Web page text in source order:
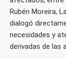
Rubén Moreira,
dialogó
necesidades y
derivadas de las